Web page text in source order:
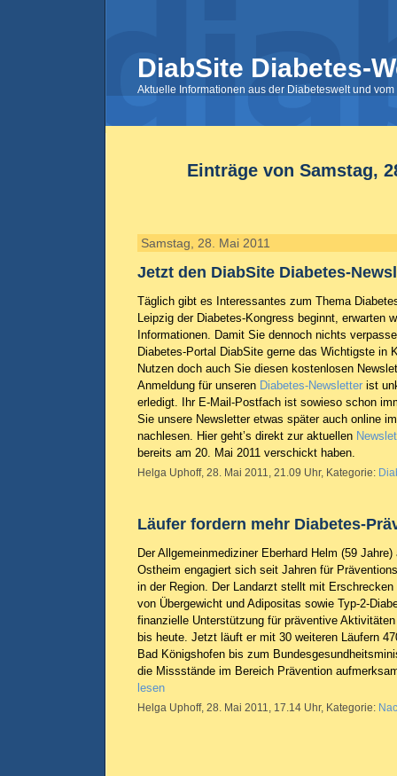
DiabSite Diabetes-
Aktuelle Informationen aus der Diabeteswelt und
Einträge von Samstag,
Samstag, 28. Mai 2011
Jetzt den DiabSite Diabetes-
Täglich gibt es Interessantes zum Thema
Leipzig der Diabetes-Kongress beginnt, erwarten
Informationen. Damit Sie dennoch nichts
Diabetes-Portal DiabSite gerne das Wichtigste in
Nutzen doch auch Sie diesen kostenlosen
Anmeldung für unseren Diabetes-Newsletter ist
erledigt. Ihr E-Mail-Postfach ist sowieso schon
Sie unsere Newsletter etwas später auch online
nachlesen. Hier geht’s direkt zur aktuellen
bereits am 20. Mai 2011 verschickt haben.
Helga Uphoff, 28. Mai 2011, 21.09 Uhr, Kategorie:
Läufer fordern mehr Diabetes-
Der Allgemeinmediziner Eberhard Helm (59
Ostheim engagiert sich seit Jahren für
in der Region. Der Landarzt stellt mit
von Übergewicht und Adipositas sowie Typ-2-
finanzielle Unterstützung für präventive
bis heute. Jetzt läuft er mit 30 weiteren Läufern
Bad Königshofen bis zum
die Missstände im Bereich Prävention
lesen
Helga Uphoff, 28. Mai 2011, 17.14 Uhr, Kategorie: